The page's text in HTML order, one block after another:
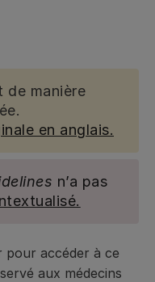
de manière
en anglais.
n’a pas
pour accéder à ce
aux médecins